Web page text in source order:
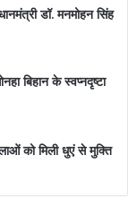
डॉ. मनमोहन सिंह
बिहान के स्वप्नदृष्टा
को मिली धुएं से मुक्ति